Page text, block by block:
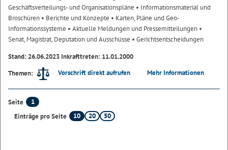
Geschäftsverteilungs- und Organisationspläne • Informationsmaterial und
Broschüren • Berichte und Konzepte • Karten, Pläne und Geo-
Informationssysteme • Aktuelle Meldungen und Pressemitteilungen •
Senat, Magistrat, Deputation und Ausschüsse • Gerichtsentscheidungen
Stand: 26.06.2023 Inkrafttreten: 11.01.2000
Themen:
Vorschrift direkt aufrufen Mehr Informationen
Seite
1
Einträge pro Seite
10 20 50